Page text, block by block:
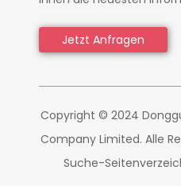
Jetzt Anfragen
Copyright © 2024
Company Limited. Alle
Suche-